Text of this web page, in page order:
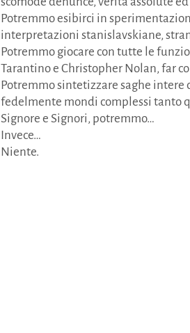
Potremmo esibirci in
interpretazioni stanislavskiane,
Potremmo giocare con tutte le
Tarantino e Christopher Nolan, far
Potremmo sintetizzare saghe intere
fedelmente mondi complessi tanto
Signore e Signori, potremmo…
Invece…
Niente.